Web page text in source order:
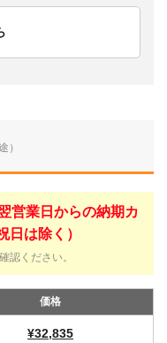
）
営業日からの納期カ
日は除く）
認ください。
価格
¥32,835